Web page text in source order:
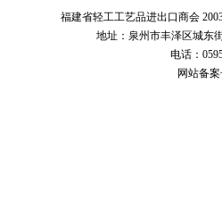
福建省轻工工艺品进出口商会
地址：泉州市丰泽区城东
电话：0595-
网站备